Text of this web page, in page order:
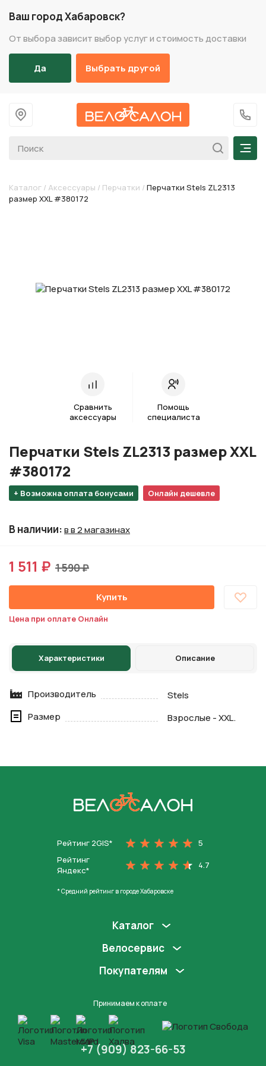
Ваш город Хабаровск?
От выбора зависит выбор услуг и стоимость доставки
Да Выбрать другой
На главную
+7
Каталог / Аксессуары / Перчатки / Перчатки Stels ZL2313
размер XXL #380172
Сравнить
аксессуары
Помощь
специалиста
+ Возможна оплата бонусами Онлайн дешевле
Перчатки Stels ZL2313 размер XXL
#380172
В наличии:в в 2 магазинах
1 511 ₽ 1 590 ₽
Купить
Цена при оплате Онлайн
Характеристики Описание
Производитель
Stels
Размер
Взрослые - XXL.
Рейтинг 2GIS*
5
Рейтинг
Яндекс*
4.7
* Средний рейтинг в городе Хабаровске
Каталог
Велосервис
Покупателям
Принимаем к оплате
+7 (909) 823-66-53